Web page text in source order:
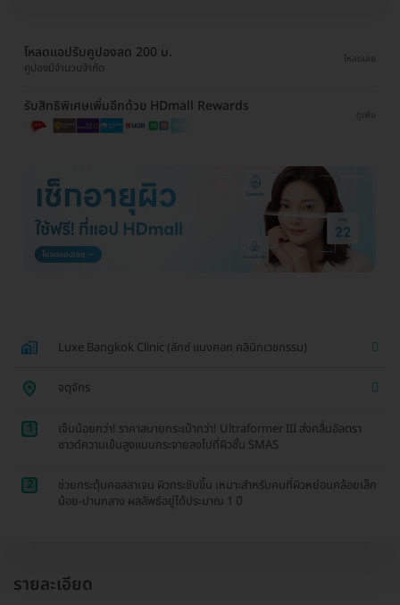
โหลดแอปรับคูปองลด 200 บ.
คูปองมีจำนวนจำกัด
โหลดเลย
รับสิทธิพิเศษเพิ่มอีกด้วย HDmall Rewards
ดูเพิ่ม
Luxe Bangkok Clinic (ลักซ์ แบงคอก คลินิกเวชกรรม)
จตุจักร
1
เจ็บน้อยกว่า! ราคาสบายกระเป๋ากว่า! Ultraformer III ส่งคลื่นอัลตรา
ซาวด์ความเข้นสูงแบบกระจายลงไปที่ผิวชั้น SMAS
2
ช่วยกระตุ้นคอลลาเจน ผิวกระชับขึ้น เหมาะสำหรับคนที่ผิวหย่อนคล้อยเล็ก
น้อย-ปานกลาง ผลลัพธ์อยู่ได้ประมาณ 1 ปี
รายละเอียด